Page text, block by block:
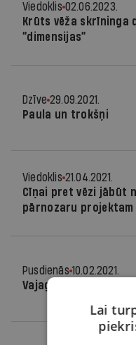
Viedoklis 02.06.2023.
Krūts vēža skrīninga
“dimensijas”
Dzīve 29.09.2021.
Paula un trokšņi
Viedoklis 21.04.2021.
Cīņai pret vēzi jābūt
pārnozaru projektam
Pusdienās 10.02.2021.
Vajag rezultātu!
Lai